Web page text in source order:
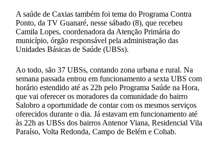
A saúde de Caxias também foi tema do Programa Contra
Ponto, da TV Guanaré, nesse sábado (8), que recebeu
Camila Lopes, coordenadora da Atenção Primária do
município, órgão responsável pela administração das
Unidades Básicas de Saúde (UBSs).
Ao todo, são 37 UBSs, contando zona urbana e rural. Na
semana passada entrou em funcionamento a sexta UBS com
horário estendido até as 22h pelo Programa Saúde na Hora,
que vai oferecer os moradores da comunidade do bairro
Salobro a oportunidade de contar com os mesmos serviços
oferecidos durante o dia. Já estavam em funcionamento até
às 22h as UBSs dos bairros Antenor Viana, Residencial Vila
Paraíso, Volta Redonda, Campo de Belém e Cohab.